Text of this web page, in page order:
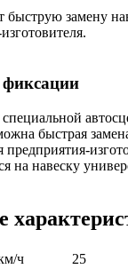
быструю замену
быстрая
предприятия-
на навеску
ч
25